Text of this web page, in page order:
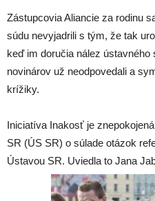
Zástupcovia Aliancie za rodinu
súdu nevyjadrili s tým, že tak
keď im doručia nález
novinárov už neodpovedali a
krížiky.
Iniciatíva Inakosť je
SR (ÚS SR) o súlade otázok
Ústavou SR. Uviedla to Jana